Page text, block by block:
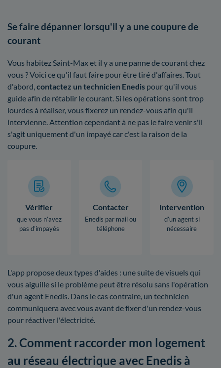
Se faire dépanner lorsqu'il y a une coupure de
courant
Vous habitez Saint-Max et il y a une panne de courant chez
vous ? Voici ce qu'il faut faire pour être tiré d'affaires. Tout
d'abord, contactez un technicien Enedis pour qu'il vous
guide afin de rétablir le courant. Si les opérations sont trop
lourdes à réaliser, vous fixerez un rendez-vous afin qu'il
intervienne. Attention cependant à ne pas le faire venir s'il
s'agit uniquement d'un impayé car c'est la raison de la
coupure.
Vérifier
que vous n’avez
pas d’impayés
Contacter
Enedis par mail ou
téléphone
Intervention
d’un agent si
nécessaire
L'app propose deux types d'aides : une suite de visuels qui
vous aiguille si le problème peut être résolu sans l'opération
d'un agent Enedis. Dans le cas contraire, un technicien
communiquera avec vous avant de fixer d'un rendez-vous
pour réactiver l'électricité.
2. Comment raccorder mon logement
au réseau électrique avec Enedis à